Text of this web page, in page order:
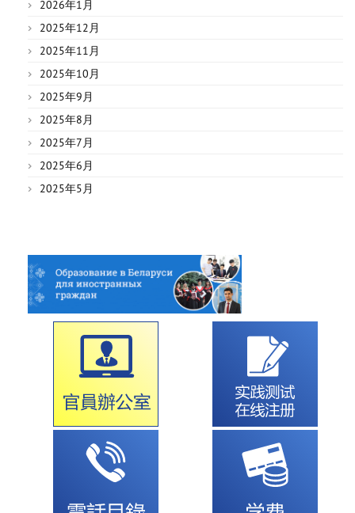
2026年1月
2025年12月
2025年11月
2025年10月
2025年9月
2025年8月
2025年7月
2025年6月
2025年5月